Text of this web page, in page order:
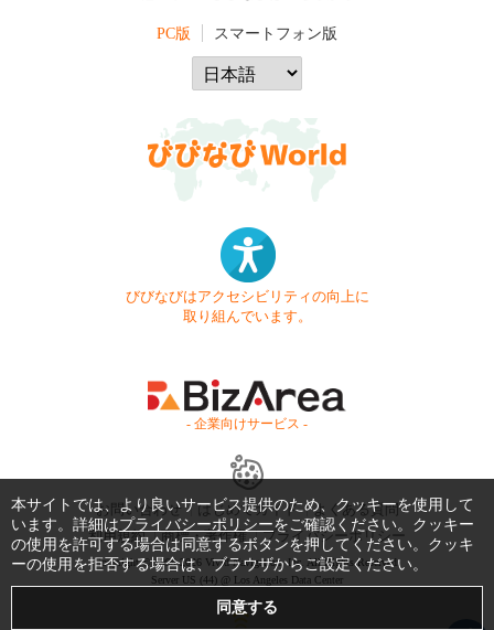
PC版 スマートフォン版
びびなびはアクセシビリティの向上に
取り組んでいます。
- 企業向けサービス -
お問い合わせ はじめてガイド
よくある質問
利用規約
商標・著作権 プライバシーポリシー
Copyright © 1999-2026 Vivid Navigation, Inc. All Rights Reserved.
Server US (44) @ Los Angeles Data Center
本サイトでは、より良いサービス提供のため、クッキーを使用して
います。詳細はプライバシーポリシーをご確認ください。クッキー
の使用を許可する場合は同意するボタンを押してください。クッキ
ーの使用を拒否する場合は、ブラウザからご設定ください。